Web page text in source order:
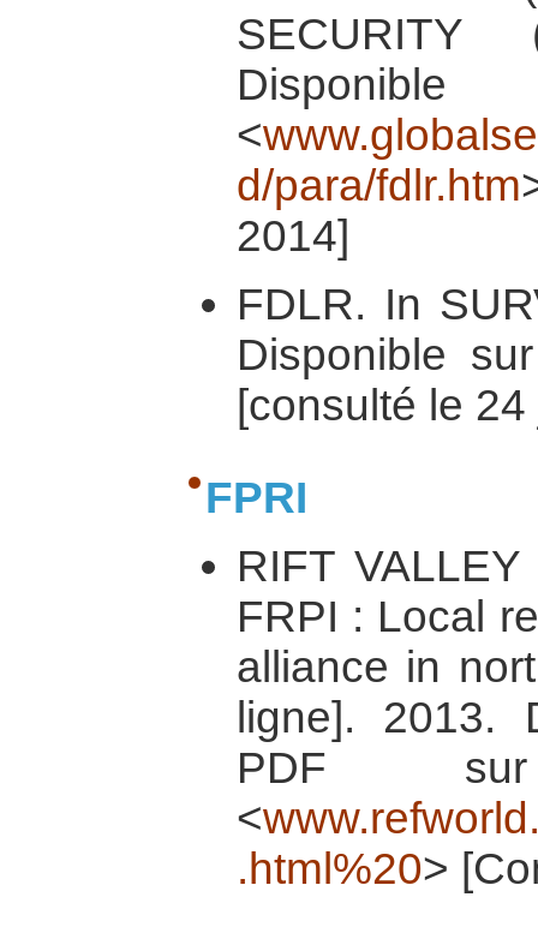
<
d/para/fdlr.htm
2014]
FDLR. In
Disponible
[consulté le
FPRI
RIFT
FRPI : Local
alliance in
ligne]. 2013.
PDF
<
.html%20>